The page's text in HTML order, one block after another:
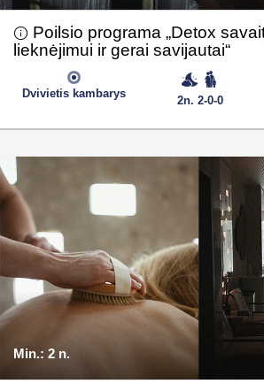
Poilsio programa „Detox
lieknėjimui ir gerai savijautai“
Dvivietis kambarys
2n. 2-0-0
Min.: 2 n.